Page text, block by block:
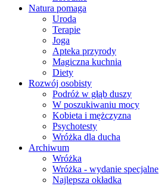
Natura pomaga
Uroda
Terapie
Joga
Apteka przyrody
Magiczna kuchnia
Diety
Rozwój osobisty
Podróż w głąb duszy
W poszukiwaniu mocy
Kobieta i mężczyzna
Psychotesty
Wróżka dla ducha
Archiwum
Wróżka
Wróżka - wydanie specjalne
Najlepsza okładka